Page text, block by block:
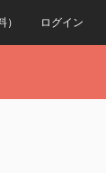
ログイン